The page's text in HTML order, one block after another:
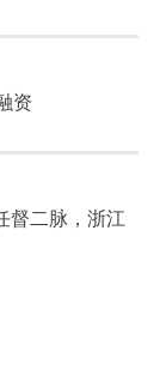
资
督二脉，浙江